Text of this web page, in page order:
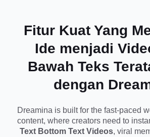
Fitur Kuat Yang
Ide menjadi
Bawah Teks
dengan
Dreamina is built for the fast-paced
content, where creators need to
Text Bottom Text Videos, viral